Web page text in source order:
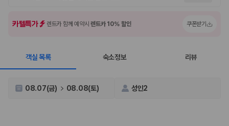
제주렌트카 가격비교는 카모아에서 한 번에
제주도 렌트카는 업체마다 차량 가격, 보험 조건, 면책금, 보상 한도, 인수
장소, 취소 규정이 다릅니다. 카모아는 여러 제주 렌트카 업체의 조건을 한
카텔특가 렌트카 함께 예약시렌트카 10% 할인 쿠폰받기
객실 목록 숙소정보 리뷰
08.07(금) 08.08(토) 성인2